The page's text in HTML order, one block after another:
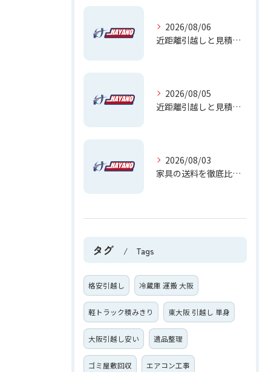
2026/08/06
近距離引越しと見積りを大阪府大阪市鶴見区中茶屋で失敗しないための料金相場ガイド
2026/08/05
近距離引越しと見積もりを大阪府大阪市鶴見区徳庵で安くするコツと相場徹底解説
2026/08/03
家具の送料を徹底比較して最安ルートや総額を賢く見積もるための実践ガイド
タグ Tags
格安引越し 冷蔵庫 運搬 大阪
軽トラック積みきり 東大阪 引越し 単身
大阪引越し安い 遺品整理
ゴミ屋敷回収 エアコン工事